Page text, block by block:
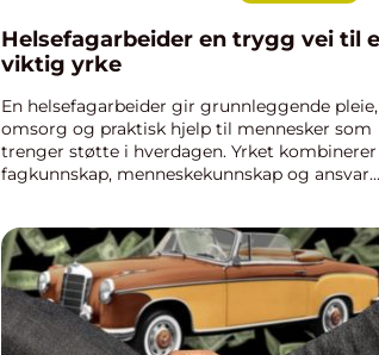
Helsefagarbeider en trygg vei til et
viktig yrke
En helsefagarbeider gir grunnleggende pleie,
omsorg og praktisk hjelp til mennesker som
trenger støtte i hverdagen. Yrket kombinerer
fagkunnskap, menneskekunnskap og ansvar.